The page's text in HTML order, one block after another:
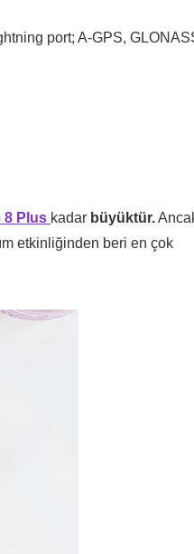
port; A-GPS,
8 Plus kadar büyüktür.
etkinliğinden beri en çok